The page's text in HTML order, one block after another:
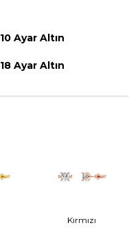
10 Ayar Altın
18 Ayar Altın
Kırmızı